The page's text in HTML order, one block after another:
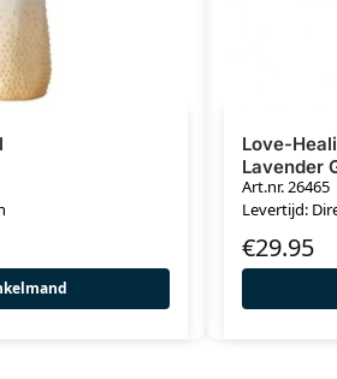
Love-
Lavender
Art.nr. 26465
Levertijd:
€29.95